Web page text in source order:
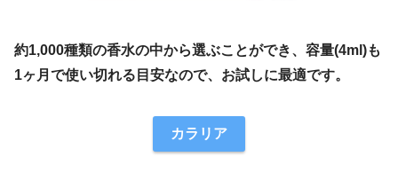
約1,000種類の香水の中から選ぶことができ、容量(4ml)も
1ヶ月で使い切れる目安なので、お試しに最適です。
カラリア